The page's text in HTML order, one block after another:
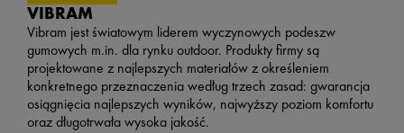
VIBRAM
Vibram jest światowym liderem wyczynowych podeszw
gumowych m.in. dla rynku outdoor. Produkty firmy są
projektowane z najlepszych materiałów z określeniem
konkretnego przeznaczenia według trzech zasad: gwarancja
osiągnięcia najlepszych wyników, najwyższy poziom komfortu
oraz długotrwała wysoka jakość.